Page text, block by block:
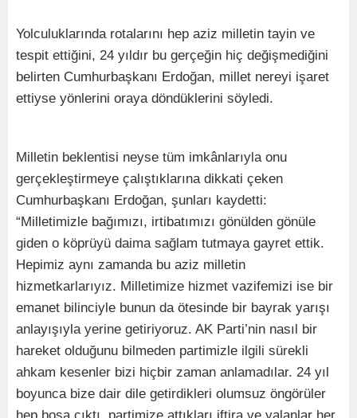
Yolculuklarında rotalarını hep aziz milletin tayin ve
tespit ettiğini, 24 yıldır bu gerçeğin hiç değişmediğini
belirten Cumhurbaşkanı Erdoğan, millet nereyi işaret
ettiyse yönlerini oraya döndüklerini söyledi.
Milletin beklentisi neyse tüm imkânlarıyla onu
gerçekleştirmeye çalıştıklarına dikkati çeken
Cumhurbaşkanı Erdoğan, şunları kaydetti:
“Milletimizle bağımızı, irtibatımızı gönülden gönüle
giden o köprüyü daima sağlam tutmaya gayret ettik.
Hepimiz aynı zamanda bu aziz milletin
hizmetkarlarıyız. Milletimize hizmet vazifemizi ise bir
emanet bilinciyle bunun da ötesinde bir bayrak yarışı
anlayışıyla yerine getiriyoruz. AK Parti’nin nasıl bir
hareket olduğunu bilmeden partimizle ilgili sürekli
ahkam kesenler bizi hiçbir zaman anlamadılar. 24 yıl
boyunca bize dair dile getirdikleri olumsuz öngörüler
hep boşa çıktı, partimize attıkları iftira ve yalanlar her